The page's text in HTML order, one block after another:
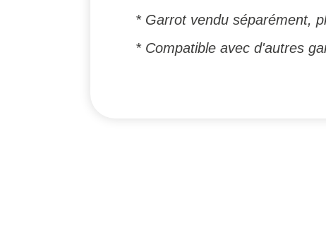
* Garrot vendu séparément,
* Compatible avec d'autres